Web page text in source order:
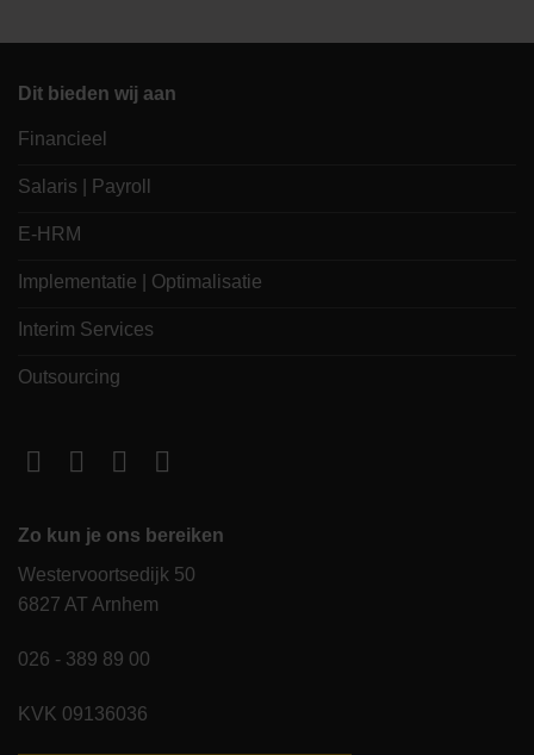
Dit bieden wij aan
Financieel
Salaris | Payroll
E-HRM
Implementatie | Optimalisatie
Interim Services
Outsourcing
Zo kun je ons bereiken
Westervoortsedijk 50
6827 AT Arnhem
026 - 389 89 00
KVK 09136036